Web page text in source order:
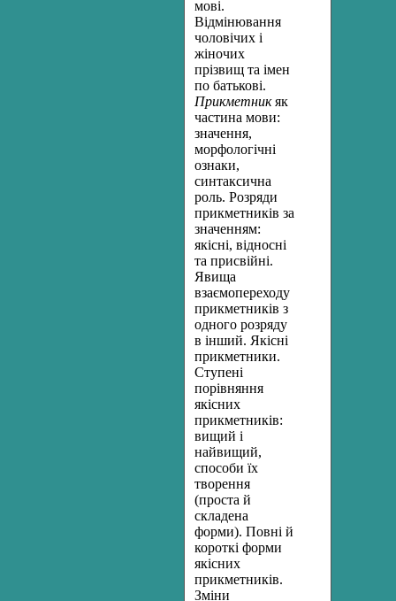
мові.
Відмінювання
чоловічих і
жіночих
прізвищ та імен
по батькові.
Прикметникяк
частина мови:
значення,
морфологічні
ознаки,
синтаксична
роль. Розряди
прикметників за
значенням:
якісні, відносні
та присвійні.
Явища
взаємопереходу
прикметників з
одного розряду
в інший. Якісні
прикметники.
Ступені
порівняння
якісних
прикметників:
вищий і
найвищий,
способи їх
творення
(проста й
складена
форми). Повні й
короткі форми
якісних
прикметників.
Зміни